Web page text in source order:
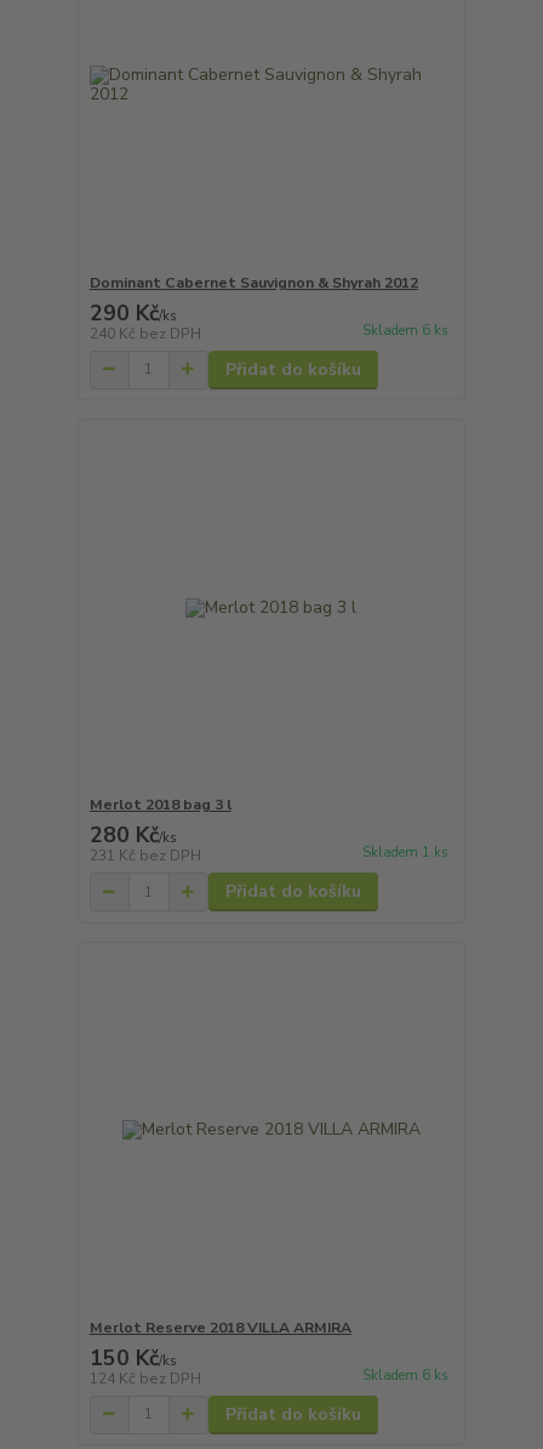
Dominant Cabernet Sauvignon & Shyrah 2012
290 Kč/ks
240 Kč bez DPH Skladem 6 ks
Přidat do košíku
Merlot 2018 bag 3 l
280 Kč/ks
231 Kč bez DPH Skladem 1 ks
Přidat do košíku
Merlot Reserve 2018 VILLA ARMIRA
150 Kč/ks
124 Kč bez DPH Skladem 6 ks
Přidat do košíku